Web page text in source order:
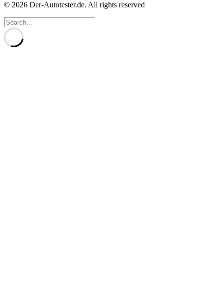
© 2026 Der-Autotester.de. All rights reserved